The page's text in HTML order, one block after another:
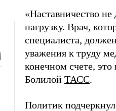
«Наставничество
нагрузку. Врач,
специалиста,
уважения к труду
конечном счете,
Болилой ТАСС.
Политик